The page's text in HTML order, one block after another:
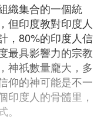
織集合的一個統
但印度教對印度人
，80%的印度人信
最具影響力的宗教
神祇數量龐大，多
仰的神可能是不一
印度人的骨髓里，